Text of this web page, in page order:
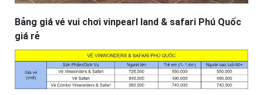
Bảng giá vé vui chơi vinpearl land & safari Phú Quốc
giá rẻ